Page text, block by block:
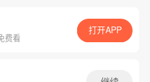
App免费看
费看
打开APP